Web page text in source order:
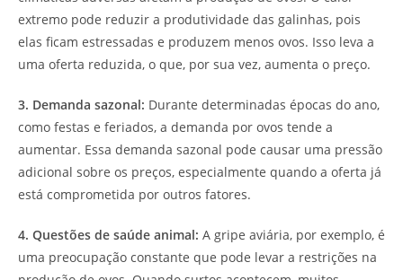
extremo pode reduzir a produtividade das galinhas, pois
elas ficam estressadas e produzem menos ovos. Isso leva a
uma oferta reduzida, o que, por sua vez, aumenta o preço.
3. Demanda sazonal: Durante determinadas épocas do ano,
como festas e feriados, a demanda por ovos tende a
aumentar. Essa demanda sazonal pode causar uma pressão
adicional sobre os preços, especialmente quando a oferta já
está comprometida por outros fatores.
4. Questões de saúde animal: A gripe aviária, por exemplo, é
uma preocupação constante que pode levar a restrições na